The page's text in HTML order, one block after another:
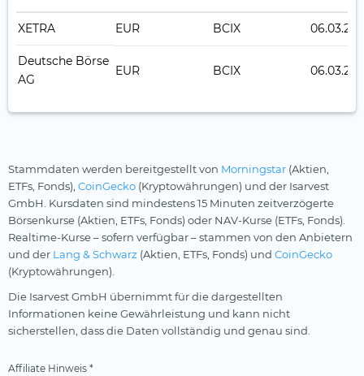
XETRA EUR BCIX
Deutsche Börse
AG
EUR BCIX
Stammdaten werden bereitgestellt von Morningstar (Aktien,
ETFs, Fonds), CoinGecko (Kryptowährungen) und der Isarvest
GmbH. Kursdaten sind mindestens 15 Minuten zeitverzögerte
Börsenkurse (Aktien, ETFs, Fonds) oder NAV-Kurse (ETFs, Fonds).
Realtime-Kurse – sofern verfügbar – stammen von den Anbietern
und der Lang & Schwarz (Aktien, ETFs, Fonds) und CoinGecko
(Kryptowährungen).
Die Isarvest GmbH übernimmt für die dargestellten
Informationen keine Gewährleistung und kann nicht
sicherstellen, dass die Daten vollständig und genau sind.
Affiliate Hinweis *